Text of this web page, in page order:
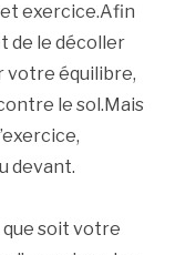
exercice.Afin
de le décoller
votre équilibre,
le sol.Mais
devant.
que soit votre